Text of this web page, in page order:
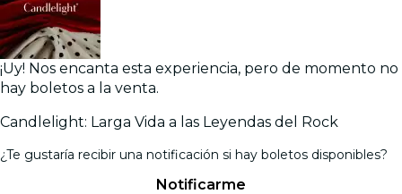
¡Uy! Nos encanta esta experiencia, pero de momento no
hay boletos a la venta.
Candlelight: Larga Vida a las Leyendas del Rock
¿Te gustaría recibir una notificación si hay boletos disponibles?
Notificarme